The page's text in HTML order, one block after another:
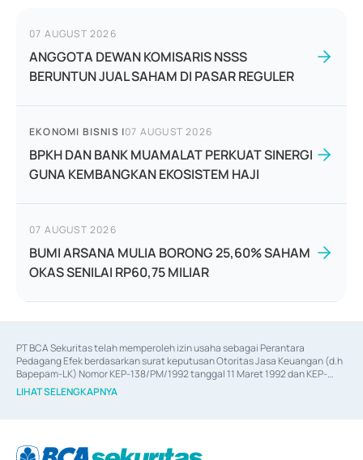
07 AUGUST 2026
ANGGOTA DEWAN KOMISARIS NSSS
BERUNTUN JUAL SAHAM DI PASAR REGULER
EKONOMI BISNIS |07 AUGUST 2026
BPKH DAN BANK MUAMALAT PERKUAT SINERGI
GUNA KEMBANGKAN EKOSISTEM HAJI
07 AUGUST 2026
BUMI ARSANA MULIA BORONG 25,60% SAHAM
OKAS SENILAI RP60,75 MILIAR
PT BCA Sekuritas telah memperoleh izin usaha sebagai Perantara
Pedagang Efek berdasarkan surat keputusan Otoritas Jasa Keuangan (d.h
Bapepam-LK) Nomor KEP-138/PM/1992 tanggal 11 Maret 1992 dan KEP-
06/D.04/2014 tanggal 28 Februari 2014, izin usaha sebagai Penjamin Emisi
Efek berdasarkan surat keputusan Otoritas Jasa Keuangan Nomor KEP-
berdasarkan surat keputusan Otoritas Jasa Keuangan Nomor S-
LIHAT SELENGKAPNYA